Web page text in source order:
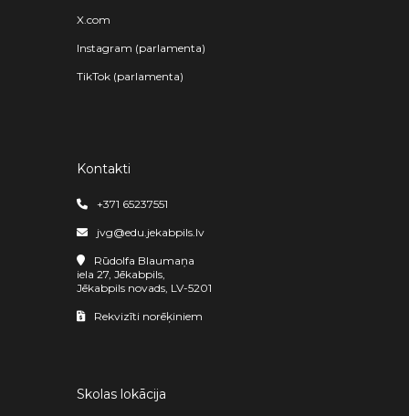
X.com
Instagram (parlamenta)
TikTok (parlamenta)
Kontakti
+371 65237551
jvg@edu.jekabpils.lv
Rūdolfa Blaumaņa
iela 27, Jēkabpils,
Jēkabpils novads, LV-5201
Rekvizīti norēķiniem
Skolas lokācija